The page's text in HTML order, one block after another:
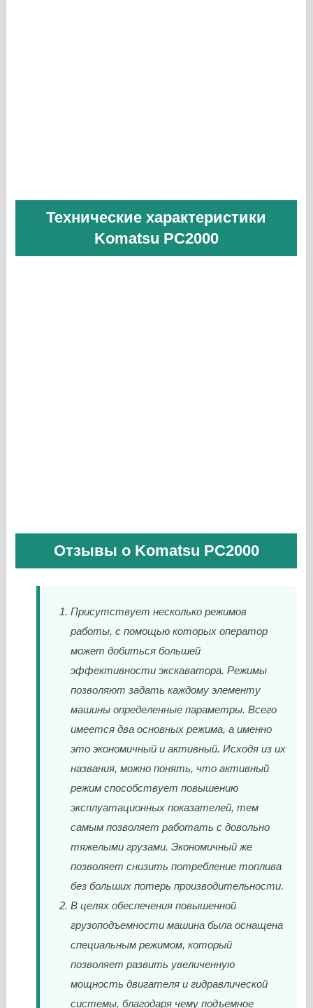
Технические характеристики
Komatsu PC2000
Отзывы о Komatsu PC2000
Присутствует несколько режимов
работы, с помощью которых оператор
может добиться большей
эффективности экскаватора. Режимы
позволяют задать каждому элементу
машины определенные параметры. Всего
имеется два основных режима, а именно
это экономичный и активный. Исходя из их
названия, можно понять, что активный
режим способствует повышению
эксплуатационных показателей, тем
самым позволяет работать с довольно
тяжелыми грузами. Экономичный же
позволяет снизить потребление топлива
без больших потерь производительности.
В целях обеспечения повышенной
грузоподъемности машина была оснащена
специальным режимом, который
позволяет развить увеличенную
мощность двигателя и гидравлической
системы, благодаря чему подъемное